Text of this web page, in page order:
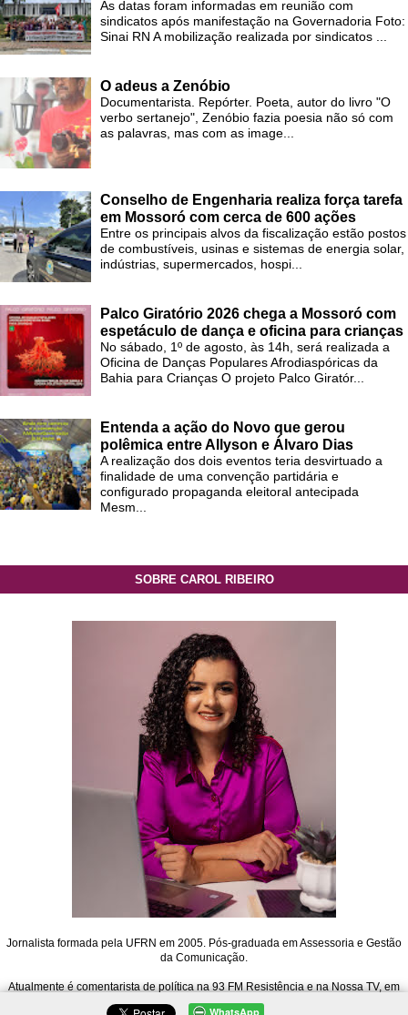
WhatsApp
As datas foram informadas em reunião com
sindicatos após manifestação na Governadoria Foto:
Sinai RN A mobilização realizada por sindicatos ...
O adeus a Zenóbio
Documentarista. Repórter. Poeta, autor do livro "O
verbo sertanejo", Zenóbio fazia poesia não só com
as palavras, mas com as image...
Conselho de Engenharia realiza força tarefa
em Mossoró com cerca de 600 ações
Entre os principais alvos da fiscalização estão postos
de combustíveis, usinas e sistemas de energia solar,
indústrias, supermercados, hospi...
Palco Giratório 2026 chega a Mossoró com
espetáculo de dança e oficina para crianças
No sábado, 1º de agosto, às 14h, será realizada a
Oficina de Danças Populares Afrodiaspóricas da
Bahia para Crianças O projeto Palco Giratór...
Entenda a ação do Novo que gerou
polêmica entre Allyson e Álvaro Dias
A realização dos dois eventos teria desvirtuado a
finalidade de uma convenção partidária e
configurado propaganda eleitoral antecipada
Mesm...
SOBRE CAROL RIBEIRO
Jornalista formada pela UFRN em 2005. Pós-graduada em Assessoria e Gestão
da Comunicação.
Atualmente é comentarista de política na 93 FM Resistência e na Nossa TV, em
Mossoró. Também atua na Rádio 91 FM de Natal, no Jornal 91, e é editora do